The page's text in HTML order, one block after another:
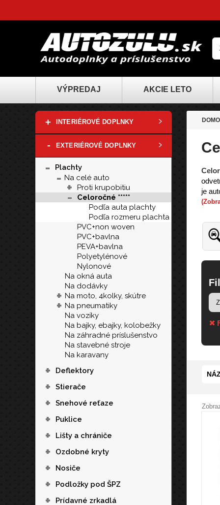
VÝPREDAJ AKCIE LETO
+ INTERIÉROVÉ DOPLNKY
- EXTERIÉROVÉ DOPLNKY
- Plachty
- Na celé auto
+ Proti krupobitiu
-
Celoročné *****
Podľa auta plachty
Podľa rozmeru plachta
PVC+non woven
PVC+bavlna
PEVA+bavlna
Polyetylénové
Nylonové
Na okná auta
Na dodávky
+ Na moto, 4kolky, skútre
+ Na pneumatiky
Na vozíky
Na bajky, ebajky, kolobežky
Na záhradné príslušenstvo
Na stavebné stroje
Na karavany
+ Deflektory
+ Stierače
+ Snehové reťaze
+ Puklice
+ Lišty a chrániče
+ Ozdobné kryty
+ Nosiče
+ Podložky pod ŠPZ
+
Prídavné zrkadlá
je